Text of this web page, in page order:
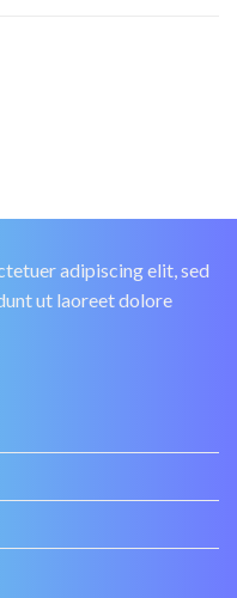
adipiscing elit, sed
ut laoreet dolore